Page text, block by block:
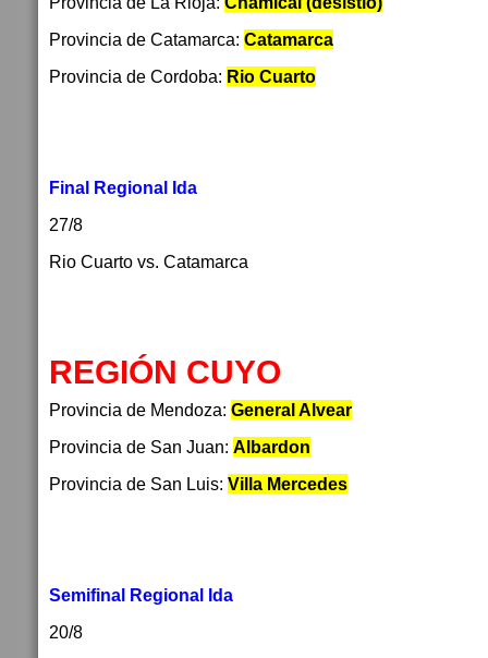
Provincia de Catamarca: Catamarca
Provincia de Cordoba: Rio Cuarto
Final Regional Ida
27/8
Rio Cuarto vs. Catamarca
REGIÓN CUYO
Provincia de Mendoza: General Alvear
Provincia de San Juan: Albardon
Provincia de San Luis: Villa Mercedes
Semifinal Regional Ida
20/8